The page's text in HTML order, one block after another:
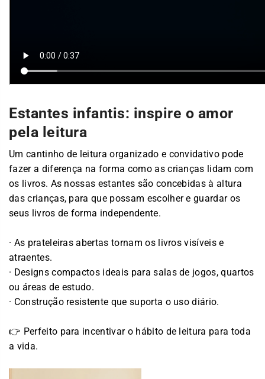
Estantes infantis: inspire o amor
pela leitura
Um cantinho de leitura organizado e convidativo pode
fazer a diferença na forma como as crianças lidam com
os livros. As nossas estantes são concebidas à altura
das crianças, para que possam escolher e guardar os
seus livros de forma independente.
· As prateleiras abertas tornam os livros visíveis e
atraentes.
· Designs compactos ideais para salas de jogos, quartos
ou áreas de estudo.
· Construção resistente que suporta o uso diário.
👉 Perfeito para incentivar o hábito de leitura para toda
a vida.